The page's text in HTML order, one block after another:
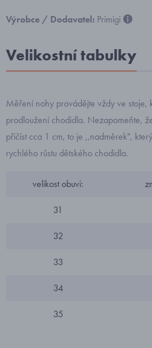
Výrobce / Dodavatel: Primigi
Velikostní tabulky
Měření nohy provádějte vždy ve stoje,
prodloužení chodidla. Nezapomeňte,
přičíst cca 1 cm, to je ,,nadměrek",
rychlého růstu dětského chodidla.
velikost obuvi:
31
32
33
34
35